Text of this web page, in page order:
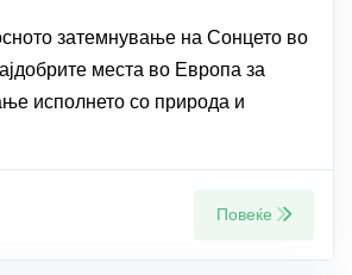
затемнување на Сонцето во
места во Европа за
исполнето со природа и
Повеќе